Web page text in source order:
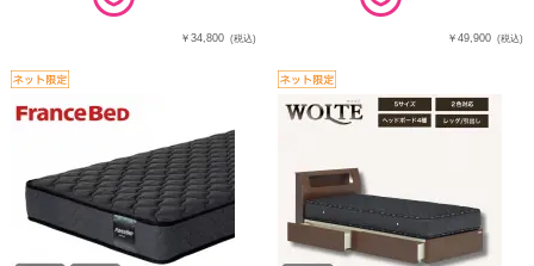
￥34,800 (税込) ￥49,900 (税込)